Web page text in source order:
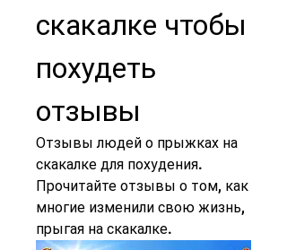
скакалке чтобы
похудеть
отзывы
Отзывы людей о прыжках на
скакалке для похудения.
Прочитайте отзывы о том, как
многие изменили свою жизнь,
прыгая на скакалке.